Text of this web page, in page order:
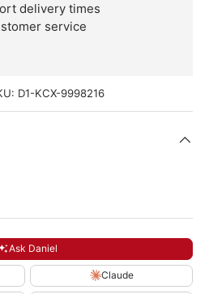
delivery times
service
D1-KCX-9998216
Ask Daniel
Claude